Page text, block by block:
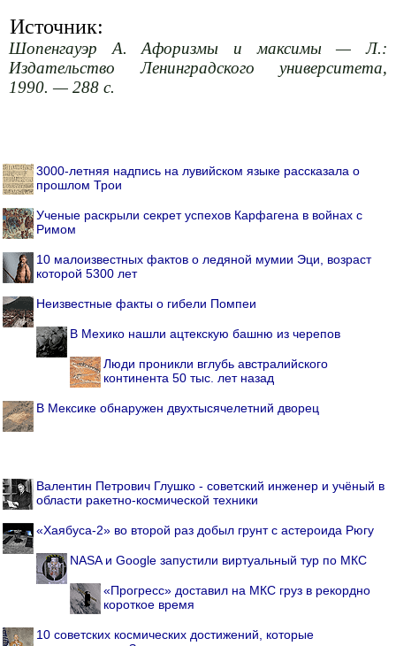
Источник:
Шопенгауэр А. Афоризмы и максимы — Л.:
Издательство Ленинградского университета,
1990. — 288 с.
3000-летняя надпись на лувийском языке рассказала о
прошлом Трои
Ученые раскрыли секрет успехов Карфагена в войнах с
Римом
10 малоизвестных фактов о ледяной мумии Эци, возраст
которой 5300 лет
Неизвестные факты о гибели Помпеи
В Мехико нашли ацтекскую башню из черепов
Люди проникли вглубь австралийского
континента 50 тыс. лет назад
В Мексике обнаружен двухтысячелетний дворец
Валентин Петрович Глушко - советский инженер и учёный в
области ракетно-космической техники
«Хаябуса-2» во второй раз добыл грунт с астероида Рюгу
NASA и Google запустили виртуальный тур по МКС
«Прогресс» доставил на МКС груз в рекордно
короткое время
10 советских космических достижений, которые